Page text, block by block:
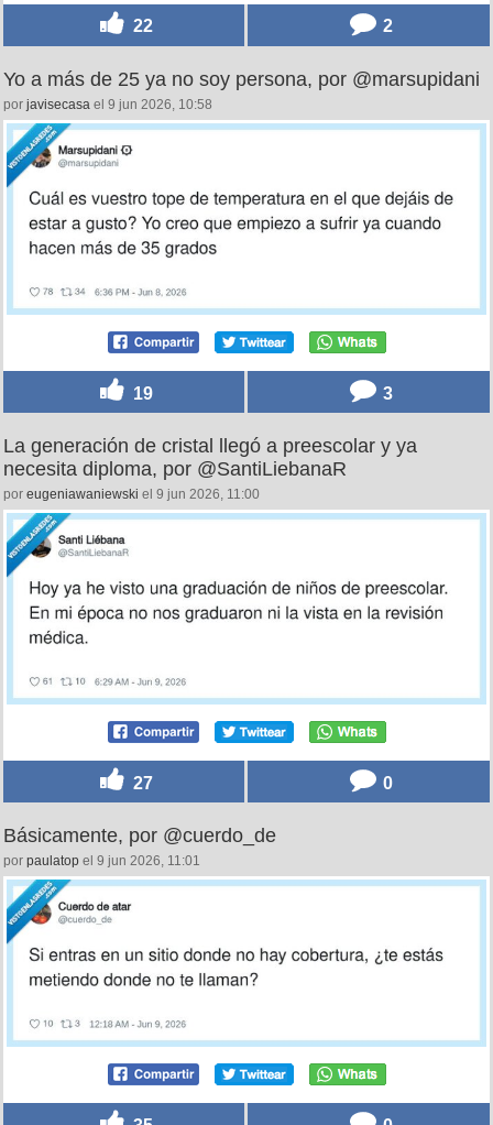
22 2
Yo a más de 25 ya no soy persona, por @marsupidani
por javisecasa el 9 jun 2026, 10:58
19 3
La generación de cristal llegó a preescolar y ya
necesita diploma, por @SantiLiebanaR
por eugeniawaniewski el 9 jun 2026, 11:00
27 0
Básicamente, por @cuerdo_de
por paulatop el 9 jun 2026, 11:01